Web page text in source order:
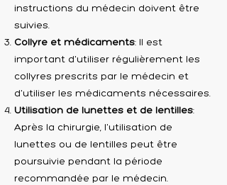
instructions du médecin doivent être
suivies.
Collyre et médicaments: Il est
important d'utiliser régulièrement les
collyres prescrits par le médecin et
d'utiliser les médicaments nécessaires.
Utilisation de lunettes et de lentilles:
Après la chirurgie, l'utilisation de
lunettes ou de lentilles peut être
poursuivie pendant la période
recommandée par le médecin.